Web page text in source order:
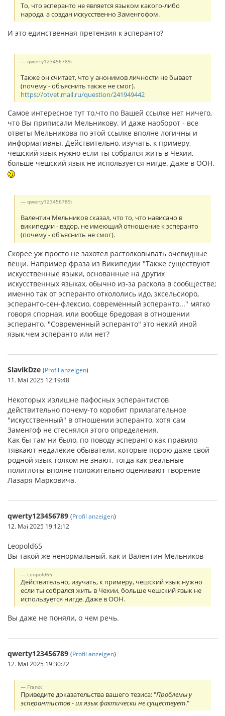
То, что эсперанто не является языком какого-либо
народа, а создан искусственно Заменгофом.
И это единственная претензия к эсперанто?
qwerty123456789:
Также он считает, что у анонимов личности не бывает
(почему - объяснить также не смог).
https://otvet.mail.ru/question/241949442
Самое интересное тут то,что по Вашей ссылке нет ничего,
что Вы приписали Мельникову. И даже наоборот - все
ответы Мельникова по этой ссылке вполне логичны и
информативны. Действительно, изучать, к примеру,
чешский язык нужно если ты собрался жить в Чехии,
больше чешский язык не используется нигде. Даже в ООН.
qwerty123456789:
Валентин Мельников сказал, что то, что нависано в
википедии - вздор, не имеющий отношение к эсперанто
(почему - объяснить не смог).
Скорее уж просто не захотел растолковывать очевидные
вещи. Например фраза из Википедии "Также существуют
искусственные языки, основанные на других
искусственных языках, обычно из-за раскола в сообществе;
именно так от эсперанто откололись идо, эксельсиоро,
эсперанто-сен-флексио, современный эсперанто..." мягко
говоря спорная, или вообще бредовая в отношении
эсперанто. "Современный эсперанто" это некий иной
язык,чем эсперанто или нет?
SlavikDze (Profil anzeigen)
11. Mai 2025 12:19:48
Некоторых излишне пафосных эсперантистов
действительно почему-то коробит прилагательное
"искусственный" в отношении эсперанто, хотя сам
Заменгоф не стеснялся этого определения.
Как бы там ни было, по поводу эсперанто как правило
тявкают недалёкие обыватели, которые порою даже свой
родной язык толком не знают, тогда как реальные
полиглоты вполне положительно оценивают творение
Лазаря Марковича.
qwerty123456789 (Profil anzeigen)
12. Mai 2025 19:12:12
Leopold65
Вы такой же ненормальный, как и Валентин Мельников
Leopold65:
Действительно, изучать, к примеру, чешский язык нужно
если ты собрался жить в Чехии, больше чешский язык не
используется нигде. Даже в ООН.
Вы даже не поняли, о чем речь.
qwerty123456789 (Profil anzeigen)
12. Mai 2025 19:30:22
Frano:
Приведите доказательства вашего тезиса: "Проблемы у
эсперантистов - их язык фактически не существует."